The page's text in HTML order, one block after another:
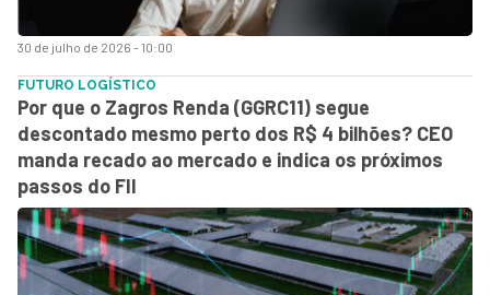
30 de julho de 2026 - 10:00
FUTURO LOGÍSTICO
Por que o Zagros Renda (GGRC11) segue
descontado mesmo perto dos R$ 4 bilhões? CEO
manda recado ao mercado e indica os próximos
passos do FII